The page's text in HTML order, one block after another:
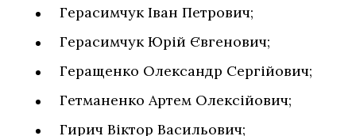
Герасимчук Іван Петрович;
Герасимчук Юрій Євгенович;
Геращенко Олександр Сергійович;
Гетманенко Артем Олексійович;
Гирич Віктор Васильович;